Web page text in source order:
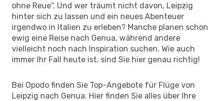
ohne Reue“. Und wer träumt nicht davon, Leipzig
hinter sich zu lassen und ein neues Abenteuer
irgendwo in Italien zu erleben? Manche planen schon
ewig eine Reise nach Genua, während andere
vielleicht noch nach Inspiration suchen. Wie auch
immer Ihr Fall heute ist, sind Sie hier genau richtig!
Bei Opodo finden Sie Top-Angebote für Flüge von
Leipzig nach Genua. Hier finden Sie alles über Ihre